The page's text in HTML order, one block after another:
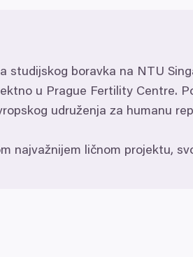
studijskog boravka na NTU
u Prague Fertility Centre.
udruženja za humanu
najvažnijem ličnom projektu,